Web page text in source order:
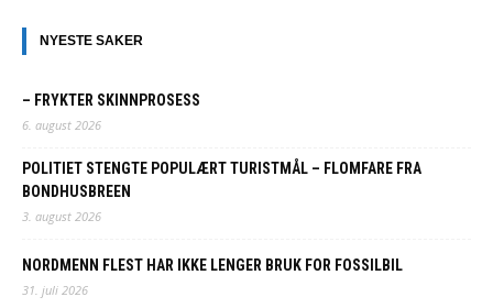
NYESTE SAKER
– FRYKTER SKINNPROSESS
6. august 2026
POLITIET STENGTE POPULÆRT TURISTMÅL – FLOMFARE FRA
BONDHUSBREEN
3. august 2026
NORDMENN FLEST HAR IKKE LENGER BRUK FOR FOSSILBIL
31. juli 2026